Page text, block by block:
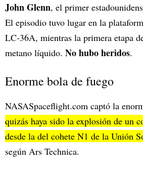
John Glenn, el primer
El episodio tuvo lugar en la
LC-36A, mientras la primera etapa
metano líquido. No hubo heridos.
Enorme bola de fuego
NASASpaceflight.com captó la
quizás haya sido la explosión de un
desde la del cohete N1 de la Unión
según Ars Technica.